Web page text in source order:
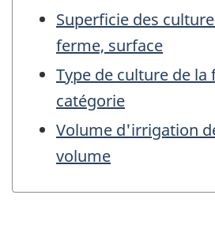
Superficie des
ferme, surface
Type de culture de la
catégorie
Volume d'irrigation
volume